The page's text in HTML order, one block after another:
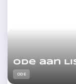
Ode aan
ODE